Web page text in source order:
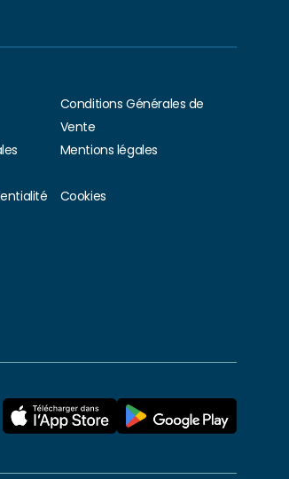
Conditions Générales de
Vente
Mentions légales
Cookies